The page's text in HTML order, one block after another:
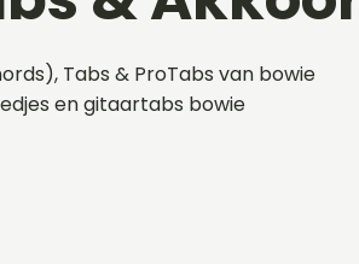
Tabs & ProTabs van bowie
en gitaartabs bowie